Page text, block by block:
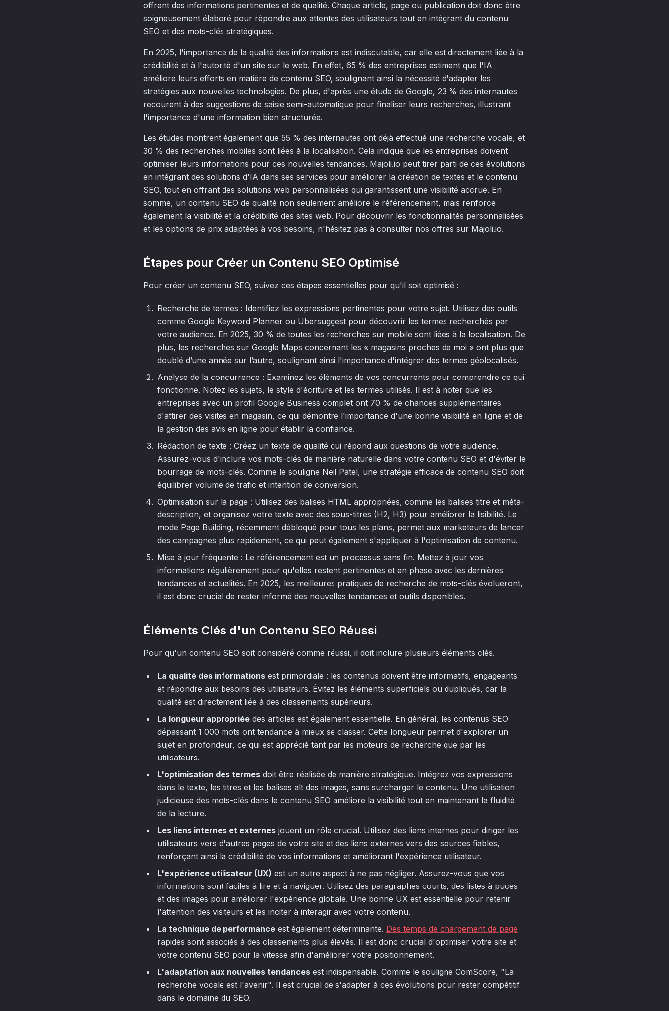
offrent des informations pertinentes et de qualité. Chaque article, page ou publication doit donc être
soigneusement élaboré pour répondre aux attentes des utilisateurs tout en intégrant du contenu
SEO et des mots-clés stratégiques.
En 2025, l'importance de la qualité des informations est indiscutable, car elle est directement liée à la
crédibilité et à l'autorité d'un site sur le web. En effet, 65 % des entreprises estiment que l'IA
améliore leurs efforts en matière de contenu SEO, soulignant ainsi la nécessité d'adapter les
stratégies aux nouvelles technologies. De plus, d'après une étude de Google, 23 % des internautes
recourent à des suggestions de saisie semi-automatique pour finaliser leurs recherches, illustrant
l'importance d'une information bien structurée.
Les études montrent également que 55 % des internautes ont déjà effectué une recherche vocale, et
30 % des recherches mobiles sont liées à la localisation. Cela indique que les entreprises doivent
optimiser leurs informations pour ces nouvelles tendances. Majoli.io peut tirer parti de ces évolutions
en intégrant des solutions d'IA dans ses services pour améliorer la création de textes et le contenu
SEO, tout en offrant des solutions web personnalisées qui garantissent une visibilité accrue. En
somme, un contenu SEO de qualité non seulement améliore le référencement, mais renforce
également la visibilité et la crédibilité des sites web. Pour découvrir les fonctionnalités personnalisées
et les options de prix adaptées à vos besoins, n'hésitez pas à consulter nos offres sur Majoli.io.
Étapes pour Créer un Contenu SEO Optimisé
Pour créer un contenu SEO, suivez ces étapes essentielles pour qu'il soit optimisé :
Recherche de termes : Identifiez les expressions pertinentes pour votre sujet. Utilisez des outils
comme Google Keyword Planner ou Ubersuggest pour découvrir les termes recherchés par
votre audience. En 2025, 30 % de toutes les recherches sur mobile sont liées à la localisation. De
plus, les recherches sur Google Maps concernant les « magasins proches de moi » ont plus que
doublé d’une année sur l’autre, soulignant ainsi l'importance d'intégrer des termes géolocalisés.
Analyse de la concurrence : Examinez les éléments de vos concurrents pour comprendre ce qui
fonctionne. Notez les sujets, le style d'écriture et les termes utilisés. Il est à noter que les
entreprises avec un profil Google Business complet ont 70 % de chances supplémentaires
d'attirer des visites en magasin, ce qui démontre l'importance d'une bonne visibilité en ligne et de
la gestion des avis en ligne pour établir la confiance.
Rédaction de texte : Créez un texte de qualité qui répond aux questions de votre audience.
Assurez-vous d'inclure vos mots-clés de manière naturelle dans votre contenu SEO et d'éviter le
bourrage de mots-clés. Comme le souligne Neil Patel, une stratégie efficace de contenu SEO doit
équilibrer volume de trafic et intention de conversion.
Optimisation sur la page : Utilisez des balises HTML appropriées, comme les balises titre et méta-
description, et organisez votre texte avec des sous-titres (H2, H3) pour améliorer la lisibilité. Le
mode Page Building, récemment débloqué pour tous les plans, permet aux marketeurs de lancer
des campagnes plus rapidement, ce qui peut également s'appliquer à l'optimisation de contenu.
Mise à jour fréquente : Le référencement est un processus sans fin. Mettez à jour vos
informations régulièrement pour qu'elles restent pertinentes et en phase avec les dernières
tendances et actualités. En 2025, les meilleures pratiques de recherche de mots-clés évolueront,
il est donc crucial de rester informé des nouvelles tendances et outils disponibles.
Éléments Clés d'un Contenu SEO Réussi
Pour qu'un contenu SEO soit considéré comme réussi, il doit inclure plusieurs éléments clés.
La qualité des informations est primordiale : les contenus doivent être informatifs, engageants
et répondre aux besoins des utilisateurs. Évitez les éléments superficiels ou dupliqués, car la
qualité est directement liée à des classements supérieurs.
La longueur appropriée des articles est également essentielle. En général, les contenus SEO
dépassant 1 000 mots ont tendance à mieux se classer. Cette longueur permet d'explorer un
sujet en profondeur, ce qui est apprécié tant par les moteurs de recherche que par les
utilisateurs.
L'optimisation des termes doit être réalisée de manière stratégique. Intégrez vos expressions
dans le texte, les titres et les balises alt des images, sans surcharger le contenu. Une utilisation
judicieuse des mots-clés dans le contenu SEO améliore la visibilité tout en maintenant la fluidité
de la lecture.
Les liens internes et externes jouent un rôle crucial. Utilisez des liens internes pour diriger les
utilisateurs vers d'autres pages de votre site et des liens externes vers des sources fiables,
renforçant ainsi la crédibilité de vos informations et améliorant l'expérience utilisateur.
L'expérience utilisateur (UX) est un autre aspect à ne pas négliger. Assurez-vous que vos
informations sont faciles à lire et à naviguer. Utilisez des paragraphes courts, des listes à puces
et des images pour améliorer l'expérience globale. Une bonne UX est essentielle pour retenir
l'attention des visiteurs et les inciter à interagir avec votre contenu.
La technique de performance est également déterminante. Des temps de chargement de page
rapides sont associés à des classements plus élevés. Il est donc crucial d'optimiser votre site et
votre contenu SEO pour la vitesse afin d'améliorer votre positionnement.
L'adaptation aux nouvelles tendances est indispensable. Comme le souligne ComScore, "La
recherche vocale est l'avenir". Il est crucial de s'adapter à ces évolutions pour rester compétitif
dans le domaine du SEO.